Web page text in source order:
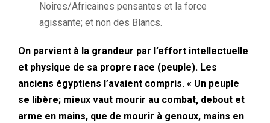
Noires/Africaines pensantes et la force
agissante; et non des Blancs.
On parvient à la grandeur par l’effort intellectuelle
et physique de sa propre race (peuple). Les
anciens égyptiens l’avaient compris. « Un peuple
se libère; mieux vaut mourir au combat, debout et
arme en mains, que de mourir à genoux, mains en